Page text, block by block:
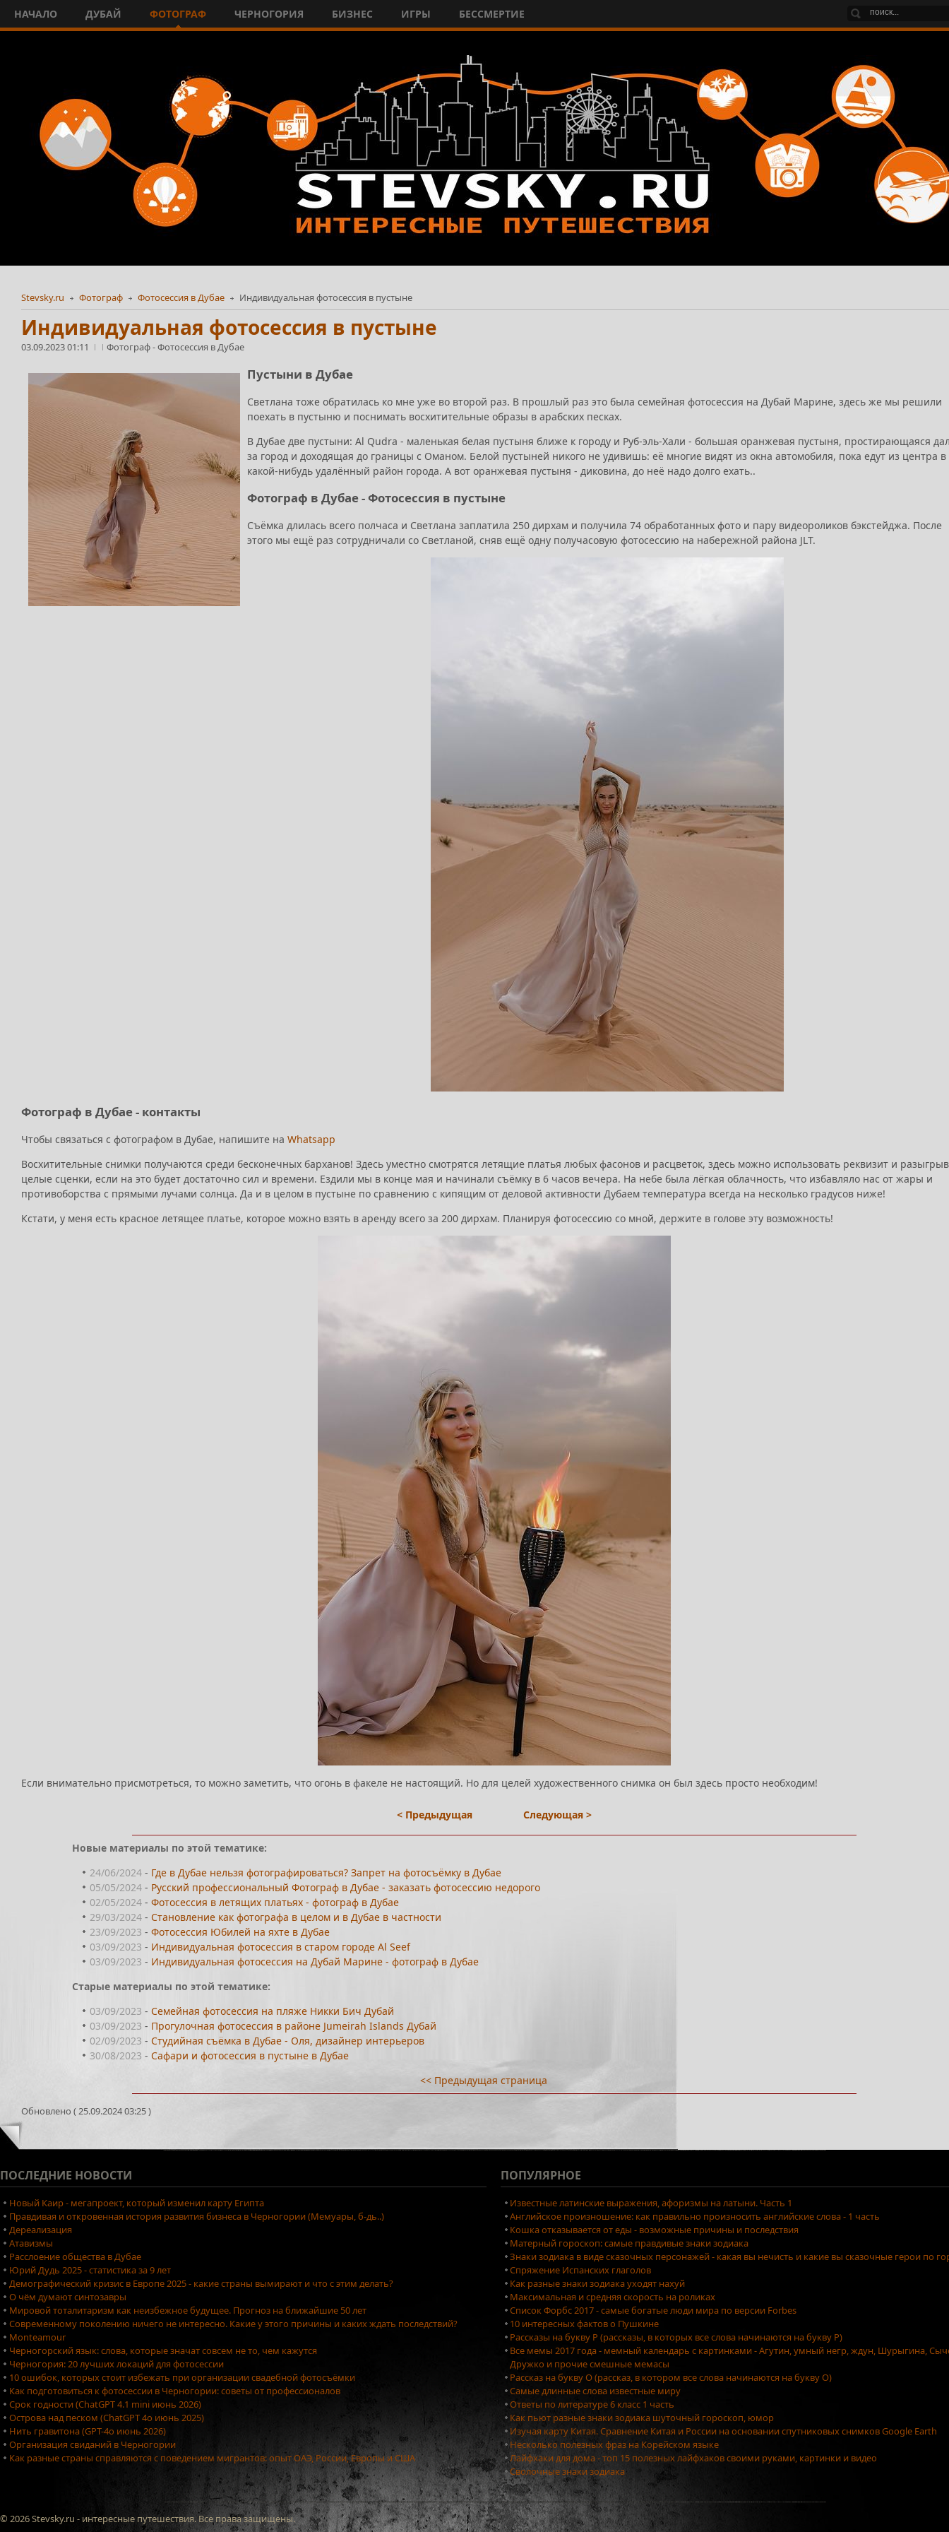
НАЧАЛО ДУБАЙ ФОТОГРАФ ЧЕРНОГОРИЯ БИЗНЕС ИГРЫ БЕССМЕРТИЕ
Stevsky.ru Фотограф Фотосессия в Дубае Индивидуальная фотосессия в пустыне
Индивидуальная фотосессия в пустыне
03.09.2023 01:11 Фотограф-Фотосессия в Дубае
Пустыни в Дубае
Светлана тоже обратилась ко мне уже во второй раз. В прошлый раз это была семейная фотосессия на Дубай Марине, здесь же мы решили
поехать в пустыню и поснимать восхитительные образы в арабских песках.
В Дубае две пустыни: Al Qudra - маленькая белая пустыня ближе к городу и Руб-эль-Хали - большая оранжевая пустыня, простирающаяся
за город и доходящая до границы с Оманом. Белой пустыней никого не удивишь: её многие видят из окна автомобиля, пока едут из центра в
какой-нибудь удалённый район города. А вот оранжевая пустыня - диковина, до неё надо долго ехать..
Фотограф в Дубае - Фотосессия в пустыне
Съёмка длилась всего полчаса и Светлана заплатила 250 дирхам и получила 74 обработанных фото и пару видеороликов бэкстейджа. После
этого мы ещё раз сотрудничали со Светланой, сняв ещё одну получасовую фотосессию на набережной района JLT.
Фотограф в Дубае - контакты
Чтобы связаться с фотографом в Дубае, напишите на Whatsapp
Восхитительные снимки получаются среди бесконечных барханов! Здесь уместно смотрятся летящие платья любых фасонов и расцветок, здесь можно использовать реквизит и
целые сценки, если на это будет достаточно сил и времени. Ездили мы в конце мая и начинали съёмку в 6 часов вечера. На небе была лёгкая облачность, что избавляло нас от жары и
противоборства с прямыми лучами солнца. Да и в целом в пустыне по сравнению с кипящим от деловой активности Дубаем температура всегда на несколько градусов ниже!
Кстати, у меня есть красное летящее платье, которое можно взять в аренду всего за 200 дирхам. Планируя фотосессию со мной, держите в голове эту возможность!
Если внимательно присмотреться, то можно заметить, что огонь в факеле не настоящий. Но для целей художественного снимка он был здесь просто необходим!
< Предыдущая Следующая >
Новые материалы по этой тематике:
24/06/2024 - Где в Дубае нельзя фотографироваться? Запрет на фотосъёмку в Дубае
05/05/2024 - Русский профессиональный Фотограф в Дубае - заказать фотосессию недорого
02/05/2024 - Фотосессия в летящих платьях - фотограф в Дубае
29/03/2024 - Становление как фотографа в целом и в Дубае в частности
23/09/2023 - Фотосессия Юбилей на яхте в Дубае
03/09/2023 - Индивидуальная фотосессия в старом городе Al Seef
03/09/2023 - Индивидуальная фотосессия на Дубай Марине - фотограф в Дубае
Старые материалы по этой тематике:
03/09/2023 - Семейная фотосессия на пляже Никки Бич Дубай
03/09/2023 - Прогулочная фотосессия в районе Jumeirah Islands Дубай
02/09/2023 - Студийная съёмка в Дубае - Оля, дизайнер интерьеров
30/08/2023 - Сафари и фотосессия в пустыне в Дубае
<< Предыдущая страница
Обновлено ( 25.09.2024 03:25 )
ПОСЛЕДНИЕ НОВОСТИ
Новый Каир - мегапроект, который изменил карту Египта
Правдивая и откровенная история развития бизнеса в Черногории (Мемуары, б-дь..)
Дереализация
Атавизмы
Расслоение общества в Дубае
Юрий Дудь 2025 - статистика за 9 лет
Демографический кризис в Европе 2025 - какие страны вымирают и что с этим делать?
О чём думают синтозавры
Мировой тоталитаризм как неизбежное будущее. Прогноз на ближайшие 50 лет
Современному поколению ничего не интересно. Какие у этого причины и каких ждать последствий?
Monteamour
Черногорский язык: слова, которые значат совсем не то, чем кажутся
Черногория: 20 лучших локаций для фотосессии
10 ошибок, которых стоит избежать при организации свадебной фотосъёмки
Как подготовиться к фотосессии в Черногории: советы от профессионалов
Срок годности (ChatGPT 4.1 mini июнь 2026)
Острова над песком (ChatGPT 4o июнь 2025)
Нить гравитона (GPT-4o июнь 2026)
Организация свиданий в Черногории
Как разные страны справляются с поведением мигрантов: опыт ОАЭ, России, Европы и США
ПОПУЛЯРНОЕ
Известные латинские выражения, афоризмы на латыни. Часть 1
Английское произношение: как правильно произносить английские слова - 1 часть
Кошка отказывается от еды - возможные причины и последствия
Матерный гороскоп: самые правдивые знаки зодиака
Знаки зодиака в виде сказочных персонажей - какая вы нечисть и какие вы сказочные герои по
Спряжение Испанских глаголов
Как разные знаки зодиака уходят нахуй
Максимальная и средняя скорость на роликах
Список Форбс 2017 - самые богатые люди мира по версии Forbes
10 интересных фактов о Пушкине
Рассказы на букву Р (рассказы, в которых все слова начинаются на букву Р)
Все мемы 2017 года - мемный календарь с картинками - Агутин, умный негр, ждун, Шурыгина,
Дружко и прочие смешные мемасы
Рассказ на букву О (рассказ, в котором все слова начинаются на букву О)
Самые длинные слова известные миру
Ответы по литературе 6 класс 1 часть
Как пьют разные знаки зодиака шуточный гороскоп, юмор
Изучая карту Китая. Сравнение Китая и России на основании спутниковых снимков Google Earth
Несколько полезных фраз на Корейском языке
Лайфхаки для дома - топ 15 полезных лайфхаков своими руками, картинки и видео
Сволочные знаки зодиака
© 2026 Stevsky.ru - интересные путешествия. Все права защищены.